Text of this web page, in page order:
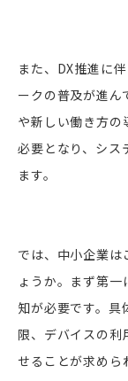
また、DX推進に
ークの普及が進ん
や新しい働き方の
必要となり、シス
ます。
では、中小企業は
ょうか。まず第
知が必要です。具
限、デバイスの利
せることが求めら